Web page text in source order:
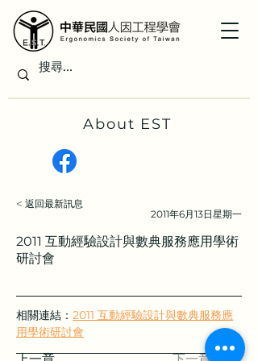
About EST
< 返回最新訊息
2011年6月13日星期一
2011 互動經驗設計與數典服務應用學術
研討會
相關連結： 2011 互動經驗設計與數典服務應
用學術研討會